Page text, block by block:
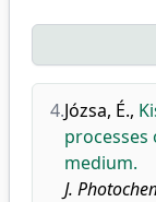
4.Józsa, É.,
processes
medium.
J.